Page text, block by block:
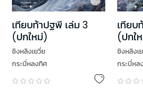
เทียบท้าปฐพี เล่ม 3
(ปกใหม่)
ชิงหลิงเยวี่ย
กระบี่หลงทิศ
เทียบ
(ปกใ
ชิงหลิงเ
กระบี่หล